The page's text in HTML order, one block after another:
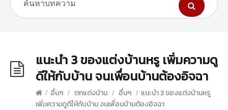
แนะนำ 3 ของแต่งบ้านหรู เพิ่มความดู
ดีให้กับบ้าน จนเพื่อนบ้านต้องอิจฉา
/ อื่นๆ / ตกแต่งบ้าน / อื่นๆ / แนะนำ 3 ของแต่งบ้านหรู
เพิ่มความดูดีให้กับบ้าน จนเพื่อนบ้านต้องอิจฉา